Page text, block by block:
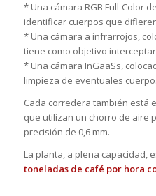
* Una cámara RGB Full-Color
identificar cuerpos que
* Una cámara a infrarrojos,
tiene como objetivo
* Una cámara InGaaSs,
limpieza de eventuales
Cada corredera también está
que utilizan un chorro de aire
precisión de 0,6 mm.
La planta, a plena capacidad,
toneladas de café por hora